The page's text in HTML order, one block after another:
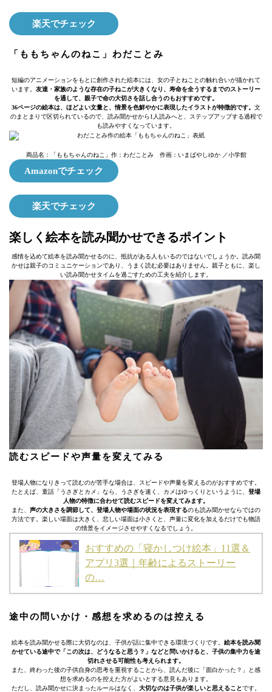
楽天でチェック
「ももちゃんのねこ」わだことみ
短編のアニメーションをもとに創作された絵本には、女の子とねことの触れ合いが描かれて
います。 友達・家族のような存在の子ねこが大きくなり、寿命を全うするまでのストーリー
を通して、親子で命の大切さを話し合うのもおすすめです。
36ページの絵本は、ほどよい文量と、情景を色鮮やかに表現したイラストが特徴的です。 文
のまとまりで区切られているので、読み聞かせから1人読みへと、ステップアップする過程で
も読みやすくなっています。
商品名：「ももちゃんのねこ」作：わだことみ 作画：いまばやしゆか ／小学館
Amazonでチェック
楽天でチェック
楽しく絵本を読み聞かせできるポイント
感情を込めて絵本を読み聞かせるのに、抵抗がある人もいるのではないでしょうか。読み聞
かせは親子のコミュニケーションであり、うまく読む必要はありません。親子ともに、楽し
い読み聞かせタイムを過ごすための工夫を紹介します。
読むスピードや声量を変えてみる
登場人物になりきって読むのが苦手な場合は、スピードや声量を変えるのがおすすめです。
たとえば、童話「うさぎとカメ」なら、うさぎを速く、カメはゆっくりというように、 登場
人物の特徴に合わせて読むスピードを変えてみます。
また、 声の大きさを調節して、登場人物や場面の状況を表現するのも読み聞かせならではの
方法です。楽しい場面は大きく、悲しい場面は小さくと、声量に変化を加えるだけでも物語
の情景をイメージさせやすくなるでしょう。
おすすめの「寝かしつけ絵本」11選＆
アプリ3選｜年齢によるストーリー
の…
途中の問いかけ・感想を求めるのは控える
絵本を読み聞かせる際に大切なのは、子供が話に集中できる環境づくりです。 絵本を読み聞
かせている途中で「この次は、どうなると思う？」などと問いかけると、子供の集中力を途
切れさせる可能性も考えられます。
また、終わった後の子供自身の思考を重視することから、読んだ後に「面白かった？」と感
想を求めるのを控えた方がよいとする意見もあります。
ただし、読み聞かせに決まったルールはなく、 大切なのは子供が楽しいと思えることです。